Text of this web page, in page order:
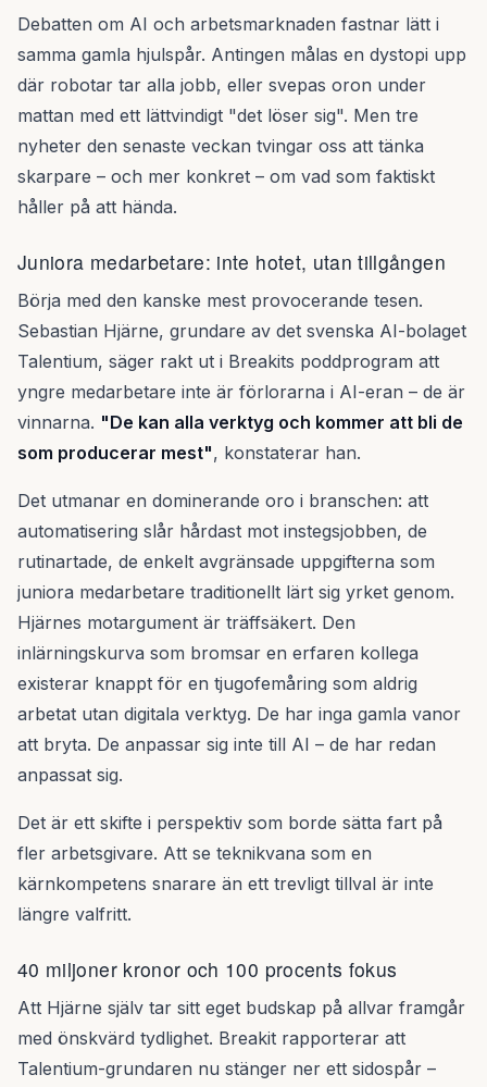
Debatten om AI och arbetsmarknaden fastnar lätt i
samma gamla hjulspår. Antingen målas en dystopi upp
där robotar tar alla jobb, eller svepas oron under
mattan med ett lättvindigt "det löser sig". Men tre
nyheter den senaste veckan tvingar oss att tänka
skarpare – och mer konkret – om vad som faktiskt
håller på att hända.
Juniora medarbetare: inte hotet, utan tillgången
Börja med den kanske mest provocerande tesen.
Sebastian Hjärne, grundare av det svenska AI-bolaget
Talentium, säger rakt ut i Breakits poddprogram att
yngre medarbetare inte är förlorarna i AI-eran – de är
vinnarna. "De kan alla verktyg och kommer att bli de
som producerar mest", konstaterar han.
Det utmanar en dominerande oro i branschen: att
automatisering slår hårdast mot instegsjobben, de
rutinartade, de enkelt avgränsade uppgifterna som
juniora medarbetare traditionellt lärt sig yrket genom.
Hjärnes motargument är träffsäkert. Den
inlärningskurva som bromsar en erfaren kollega
existerar knappt för en tjugofemåring som aldrig
arbetat utan digitala verktyg. De har inga gamla vanor
att bryta. De anpassar sig inte till AI – de har redan
anpassat sig.
Det är ett skifte i perspektiv som borde sätta fart på
fler arbetsgivare. Att se teknikvana som en
kärnkompetens snarare än ett trevligt tillval är inte
längre valfritt.
40 miljoner kronor och 100 procents fokus
Att Hjärne själv tar sitt eget budskap på allvar framgår
med önskvärd tydlighet. Breakit rapporterar att
Talentium-grundaren nu stänger ner ett sidospår –